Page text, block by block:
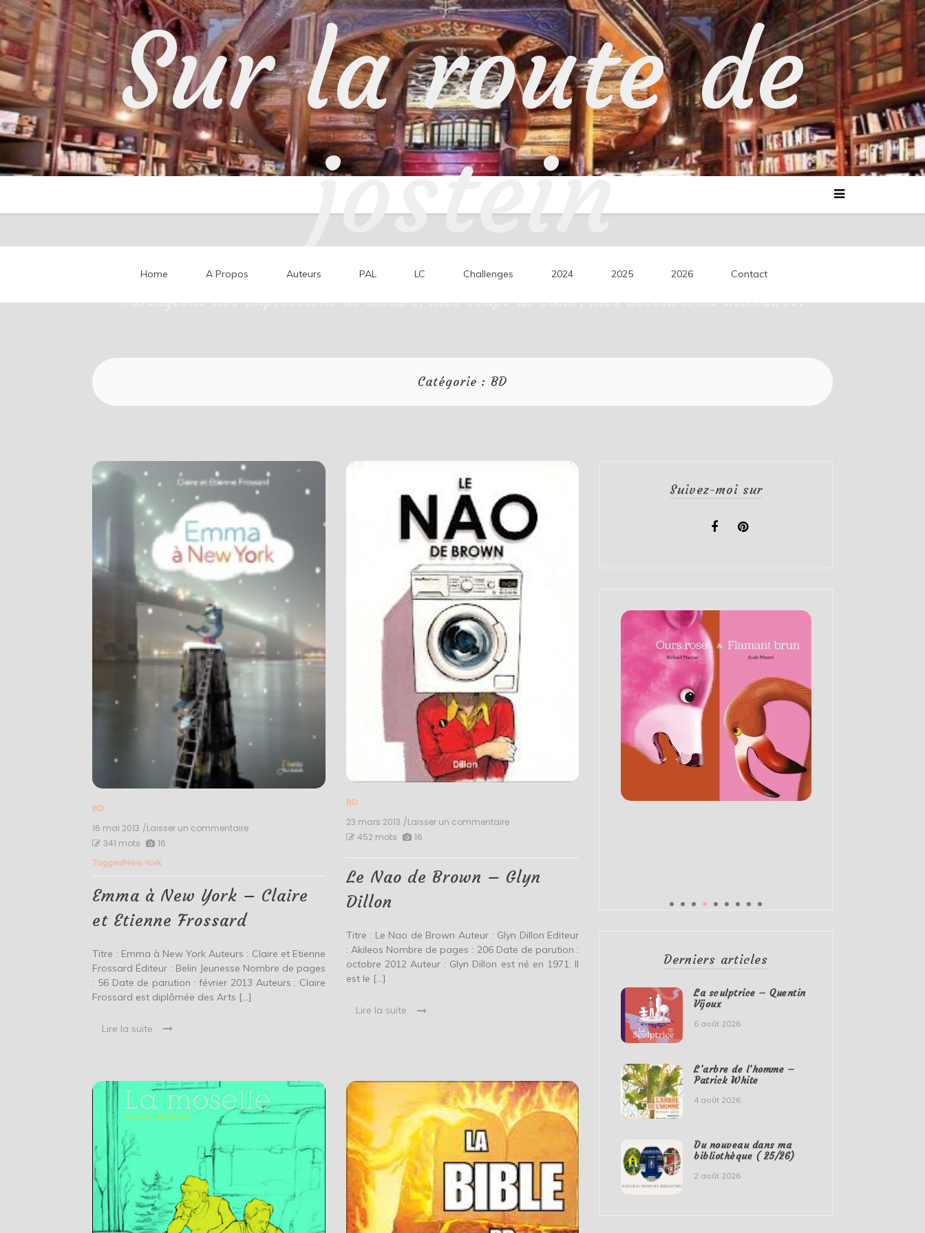
Skip
to
content
Sur la route de
jostein
Partageons nos impressions de lecture, mes coups de cœur, mes découvertes littéraires.
Home A Propos Auteurs PAL LC Challenges 2024 2025 2026 Contact
Catégorie : BD
BD
16 mai 2013 /Laisser un commentaire
Claire
341 mots 16
TaggedNew York
Emma à New York – Claire
et Etienne Frossard
Titre : Emma à New York Auteurs : Claire et Etienne
Frossard Éditeur : Belin Jeunesse Nombre de pages
: 56 Date de parution : février 2013 Auteurs : Claire
Frossard est diplômée des Arts […]
Lire la suite
BD
23 mars 2013 /Laisser un commentaireon
Brown
–
452 mots 16
Le Nao de Brown – Glyn
Dillon
Titre : Le Nao de Brown Auteur : Glyn Dillon Editeur
: Akileos Nombre de pages : 206 Date de parution :
octobre 2012 Auteur : Glyn Dillon est né en 1971. Il
est le […]
Lire la suite
Suivez-moi sur
Derniers articles
La sculptrice – Quentin
Vijoux
6 août 2026
L’arbre de l’homme –
Patrick White
4 août 2026
Du nouveau dans ma
bibliothèque ( 25/26)
2 août 2026